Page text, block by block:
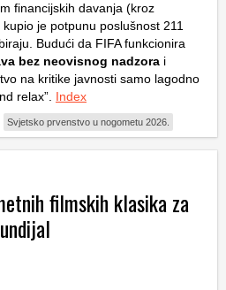
financijskih davanja (kroz
je potpunu poslušnost 211
Budući da FIFA funkcionira
bez neovisnog nadzora i
na kritike javnosti samo lagodno
relax” Index
Svjetsko prvenstvo u nogometu 2026.
filmskih klasika za